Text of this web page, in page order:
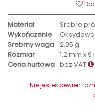
Materiał
Srebro
Wykończenie
Srebrny waga 2.05 g
Rozmiar
1.2 mm x 9
Cena hurtowa bez VAT
Nie jesteś pewien